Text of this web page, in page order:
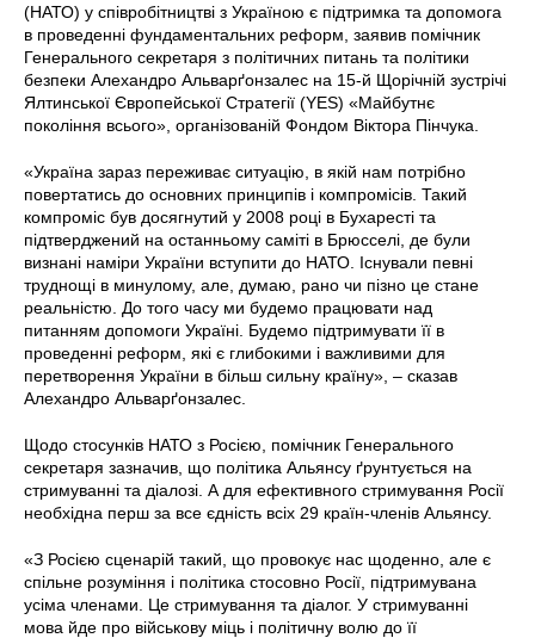
(НАТО) у співробітництві з Україною є підтримка та допомога
в проведенні фундаментальних реформ, заявив помічник
Генерального секретаря з політичних питань та політики
безпеки Алехандро Альварґонзалес на 15-й Щорічній зустрічі
Ялтинської Європейської Стратегії (YES) «Майбутнє
покоління всього», організованій Фондом Віктора Пінчука.
«Україна зараз переживає ситуацію, в якій нам потрібно
повертатись до основних принципів і компромісів. Такий
компроміс був досягнутий у 2008 році в Бухаресті та
підтверджений на останньому саміті в Брюсселі, де були
визнані наміри України вступити до НАТО. Існували певні
труднощі в минулому, але, думаю, рано чи пізно це стане
реальністю. До того часу ми будемо працювати над
питанням допомоги Україні. Будемо підтримувати її в
проведенні реформ, які є глибокими і важливими для
перетворення України в більш сильну країну», ‒ сказав
Алехандро Альварґонзалес.
Щодо стосунків НАТО з Росією, помічник Генерального
секретаря зазначив, що політика Альянсу ґрунтується на
стримуванні та діалозі. А для ефективного стримування Росії
необхідна перш за все єдність всіх 29 країн-членів Альянсу.
«З Росією сценарій такий, що провокує нас щоденно, але є
спільне розуміння і політика стосовно Росії, підтримувана
усіма членами. Це стримування та діалог. У стримуванні
мова йде про військову міць і політичну волю до її